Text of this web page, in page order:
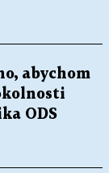
abychom
ODS